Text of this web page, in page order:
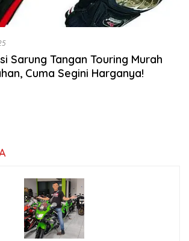
Sarung Tangan Touring Murah
Cuma Segini Harganya!